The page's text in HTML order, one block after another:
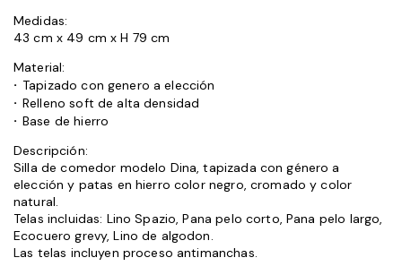
Medidas:
43 cm x 49 cm x H 79 cm
Material:
· Tapizado con genero a elección
· Relleno soft de alta densidad
· Base de hierro
Descripción:
Silla de comedor modelo Dina, tapizada con género a
elección y patas en hierro color negro, cromado y color
natural.
Telas incluidas: Lino Spazio, Pana pelo corto, Pana pelo largo,
Ecocuero grevy, Lino de algodon.
Las telas incluyen proceso antimanchas.